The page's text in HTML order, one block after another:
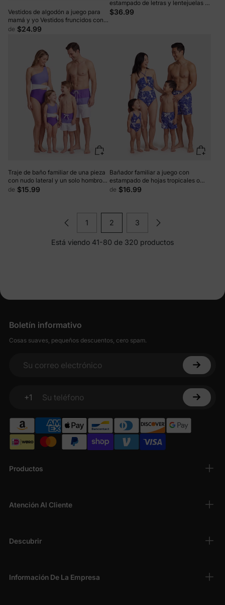
Vestidos de algodón a juego para
mamá y yo Vestidos fruncidos con
estampado floral y tirantes con
fotos de verano Multicolor
de $24.99
estampado de letras y lentejuelas y
mangas abullonadas para niña
$36.99
Traje de baño familiar de una pieza
con nudo lateral y un solo hombro
(secado rápido) ColorBlock
de $15.99
Bañador familiar a juego con
estampado de hojas tropicales o
bañador de una pieza con tirantes
de $16.99
1 2 3
Está viendo 41-80 de 320 productos
Productos
Atención Al Cliente
Descubrir
Información De La Empresa
Boletín informativo
Cosas suaves, pequeños descuentos, cero spam.
Su correo electrónico
+1
Su teléfono